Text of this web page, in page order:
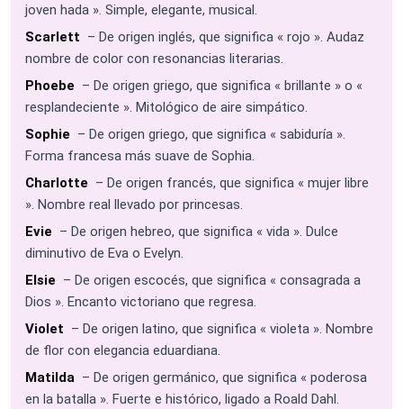
joven hada ». Simple, elegante, musical.
Scarlett – De origen inglés, que significa « rojo ». Audaz
nombre de color con resonancias literarias.
Phoebe – De origen griego, que significa « brillante » o «
resplandeciente ». Mitológico de aire simpático.
Sophie – De origen griego, que significa « sabiduría ».
Forma francesa más suave de Sophia.
Charlotte – De origen francés, que significa « mujer libre
». Nombre real llevado por princesas.
Evie – De origen hebreo, que significa « vida ». Dulce
diminutivo de Eva o Evelyn.
Elsie – De origen escocés, que significa « consagrada a
Dios ». Encanto victoriano que regresa.
Violet – De origen latino, que significa « violeta ». Nombre
de flor con elegancia eduardiana.
Matilda – De origen germánico, que significa « poderosa
en la batalla ». Fuerte e histórico, ligado a Roald Dahl.